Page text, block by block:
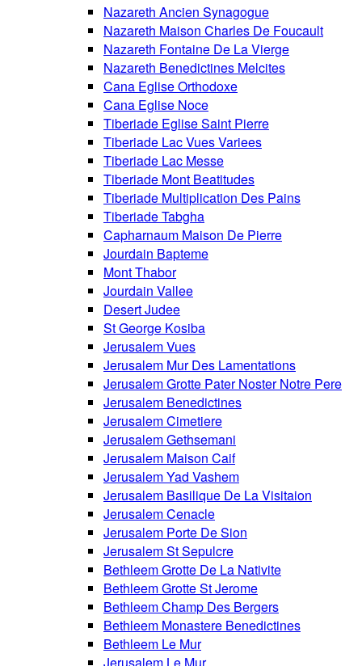
Nazareth Ancien Synagogue
Nazareth Maison Charles De Foucault
Nazareth Fontaine De La Vierge
Nazareth Benedictines Melcites
Cana Eglise Orthodoxe
Cana Eglise Noce
Tiberiade Eglise Saint Pierre
Tiberiade Lac Vues Variees
Tiberiade Lac Messe
Tiberiade Mont Beatitudes
Tiberiade Multiplication Des Pains
Tiberiade Tabgha
Capharnaum Maison De Pierre
Jourdain Bapteme
Mont Thabor
Jourdain Vallee
Desert Judee
St George Kosiba
Jerusalem Vues
Jerusalem Mur Des Lamentations
Jerusalem Grotte Pater Noster Notre Pere
Jerusalem Benedictines
Jerusalem Cimetiere
Jerusalem Gethsemani
Jerusalem Maison Caif
Jerusalem Yad Vashem
Jerusalem Basilique De La Visitaion
Jerusalem Cenacle
Jerusalem Porte De Sion
Jerusalem St Sepulcre
Bethleem Grotte De La Nativite
Bethleem Grotte St Jerome
Bethleem Champ Des Bergers
Bethleem Monastere Benedictines
Bethleem Le Mur